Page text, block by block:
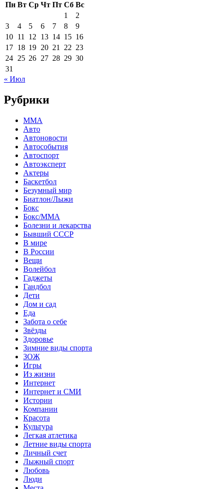
Пн Вт Ср Чт Пт Сб Вс
1
2
3
4 5 6 7 8
9
10 11 12 13 14 15 16
17 18 19 20 21 22 23
24 25 26 27 28 29 30
31
« Июл
Рубрики
MMA
Авто
Автоновости
Автособытия
Автоспорт
Автоэксперт
Актеры
Баскетбол
Безумный мир
Биатлон/Лыжи
Бокс
Бокс/MMA
Болезни и лекарства
Бывший СССР
В мире
В России
Вещи
Волейбол
Гаджеты
Гандбол
Дети
Дом и сад
Еда
Забота о себе
Звёзды
Здоровье
Зимние виды спорта
ЗОЖ
Игры
Из жизни
Интернет
Интернет и СМИ
Истории
Компании
Красота
Культура
Легкая атлетика
Летние виды спорта
Личный счет
Лыжный спорт
Любовь
Люди